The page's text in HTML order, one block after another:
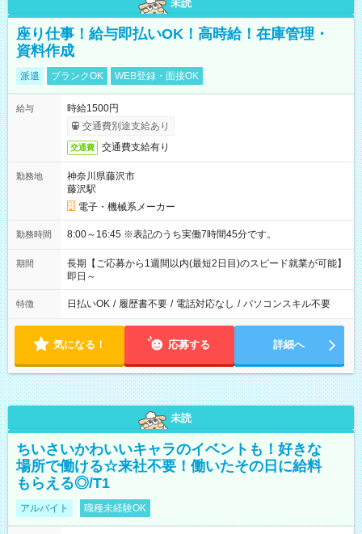
未読
座り仕事！給与即払いOK！高時給！在庫管理・
資料作成
派遣 ブランクOK WEB登録・面接OK
給与
時給1500円
交通費別途支給あり
交通費 交通費支給有り
勤務地
神奈川県藤沢市
藤沢駅
電子・機械系メーカー
勤務時間 8:00～16:45 ※表記のうち実働7時間45分です。
期間
長期【ご応募から1週間以内(最短2日目)のスピード就業が可能】
即日～
特徴 日払いOK / 履歴書不要 / 電話対応なし / パソコンスキル不要
気になる！ 応募する 詳細へ
未読
ちいさいかわいいキャラのイベントも！好きな
場所で働ける☆来社不要！働いたその日に給料
もらえる◎/T1
アルバイト 職種未経験OK